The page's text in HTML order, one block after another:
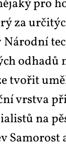
pro
za
vrst­va
na